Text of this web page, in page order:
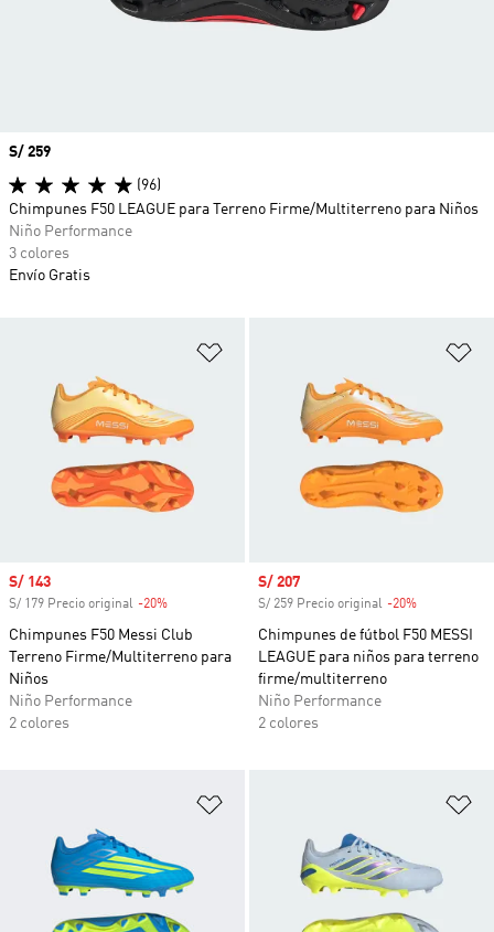
Precio de venta
S/ 143
S/ 179 Precio original -20%
Chimpunes F50 Messi Club
Terreno Firme/Multiterreno para
Niños
Niño Performance
2 colores
Precio de venta
S/ 207
S/ 259 Precio original -20%
Chimpunes de fútbol F50 MESSI
LEAGUE para niños para terreno
firme/multiterreno
Niño Performance
2 colores
Precio
S/ 259
(96)
Chimpunes F50 LEAGUE para Terreno Firme/Multiterreno para Niños
Niño Performance
3 colores
Envío Gratis